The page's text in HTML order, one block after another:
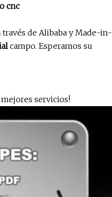
cnc
través de Alibaba y Made-in-
campo. Esperamos su
mejores servicios!